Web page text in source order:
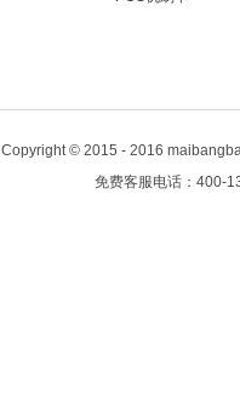
Copyright© 2015 - 2016
免费客服电话：400-